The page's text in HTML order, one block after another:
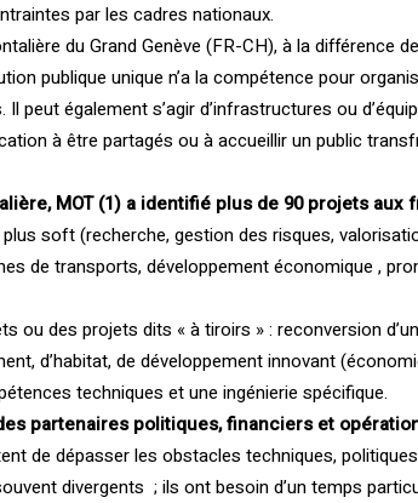
par les cadres nationaux.
du Grand Genève (FR-CH), à la différence
publique unique n’a la compétence pour
peut également s’agir d’infrastructures ou
à être partagés ou à accueillir un public
MOT (1) a identifié plus de 90 projets
soft (recherche, gestion des risques,
de transports, développement économique ,
ou des projets dits « à tiroirs » : reconversion
d’habitat, de développement innovant
techniques et une ingénierie spécifique.
partenaires politiques, financiers et
de dépasser les obstacles techniques,
divergents ; ils ont besoin d’un temps